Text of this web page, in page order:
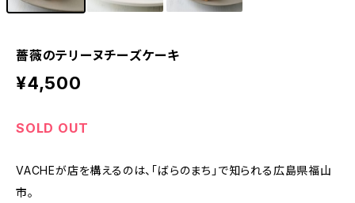
薔薇のテリーヌチーズケーキ
¥4,500
SOLD OUT
VACHEが店を構えるのは、「ばらのまち」で知られる広島県福山
市。